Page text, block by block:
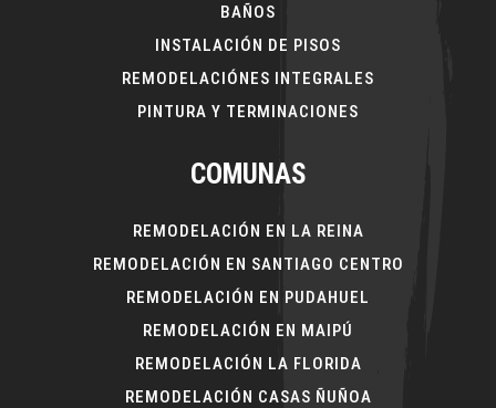
BAÑOS
INSTALACIÓN DE PISOS
REMODELACIÓNES INTEGRALES
PINTURA Y TERMINACIONES
COMUNAS
REMODELACIÓN EN LA REINA
REMODELACIÓN EN SANTIAGO CENTRO
REMODELACIÓN EN PUDAHUEL
REMODELACIÓN EN MAIPÚ
REMODELACIÓN LA FLORIDA
REMODELACIÓN CASAS ÑUÑOA